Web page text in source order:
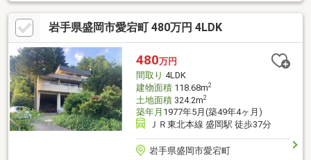
岩手県盛岡市愛宕町 480万円 4LDK
480万円
間取り 4LDK
建物面積118.68m2
土地面積324.2m2
築年月 1977年5月(築49年4ヶ月)
ＪＲ東北本線 盛岡駅 徒歩37分
岩手県盛岡市愛宕町